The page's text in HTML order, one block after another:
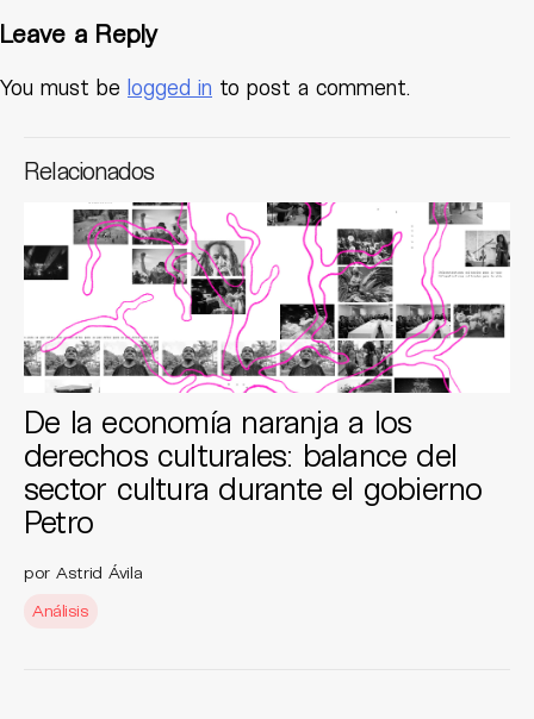
Leave a Reply
You must be logged in to post a comment.
Relacionados
De la economía naranja a los
derechos culturales: balance del
sector cultura durante el gobierno
Petro
por Astrid Ávila
Análisis